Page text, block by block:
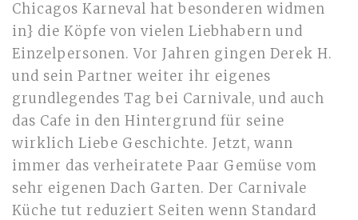
Chicagos Karneval hat besonderen widmen
in} die Köpfe von vielen Liebhabern und
Einzelpersonen. Vor Jahren gingen Derek H.
und sein Partner weiter ihr eigenes
grundlegendes Tag bei Carnivale, und auch
das Cafe in den Hintergrund für seine
wirklich Liebe Geschichte. Jetzt, wann
immer das verheiratete Paar Gemüse vom
sehr eigenen Dach Garten. Der Carnivale
Küche tut reduziert Seiten wenn Standard